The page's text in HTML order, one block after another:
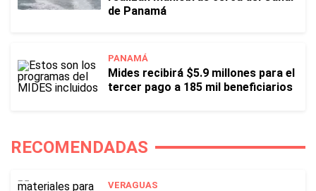
de Panamá
PANAMÁ
Mides recibirá $5.9 millones para el
tercer pago a 185 mil beneficiarios
RECOMENDADAS
VERAGUAS